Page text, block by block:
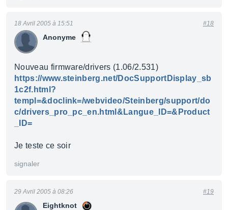
Anonyme
18 Avril 2005 à 15:51 #18
Nouveau firmware/drivers (1.06/2.531)
https://www.steinberg.net/DocSupportDisplay_sb
1c2f.html?
templ=&doclink=/webvideo/Steinberg/support/do
c/drivers_pro_pc_en.html&Langue_ID=&Product
_ID=
Je teste ce soir
signaler
Eightknot
29 Avril 2005 à 08:26 #19